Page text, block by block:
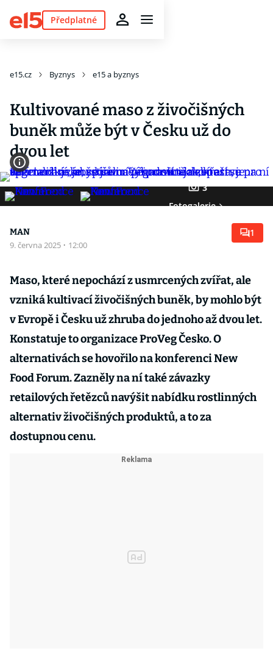
Předplatné
e15.cz Byznys e15 a byznys
Kultivované maso z živočišných
buněk může být v Česku už do
dvou let
3
Fotogalerie
MAN
9. června 2025 · 12:00
1
Maso, které nepochází z usmrcených zvířat, ale
vzniká kultivací živočišných buněk, by mohlo být
v Evropě i Česku už zhruba do jednoho až dvou let.
Konstatuje to organizace ProVeg Česko. O
alternativách se hovořilo na konferenci New
Food Forum. Zazněly na ní také závazky
retailových řetězců navýšit nabídku rostlinných
alternativ živočišných produktů, a to za
dostupnou cenu.